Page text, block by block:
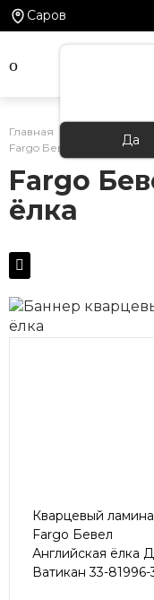
Саров
Да
Главная Каталог
Fargo Бевел Английская
Fargo
ёлка
Кварцевый
Fargo Бевел
Английская ёлка
Ватикан 33-81996-